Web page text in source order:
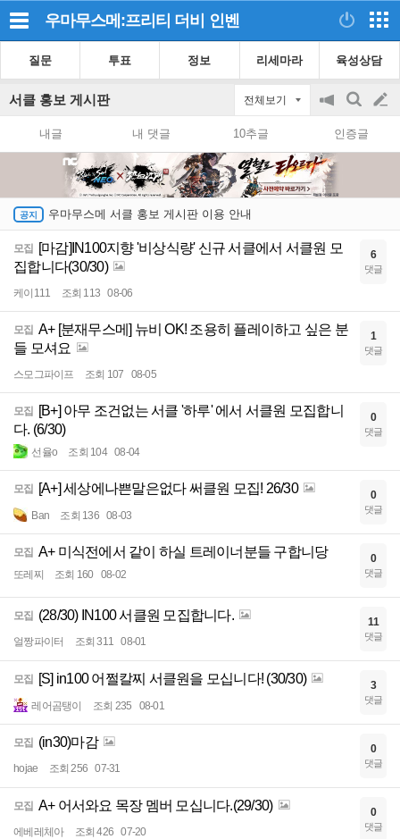
우마무스메:프리티 더비 인벤
질문 투표 정보 리세마라 육성상담
서클 홍보 게시판 전체보기
공
on/off
검
색
글
쓰
내글 내 댓글 10추글 인증글
우마무스메 서클 홍보 게시판 이용 안내
모집
[마감]IN100지향 '비상식량' 신규 서클에서 서클원 모
집합니다(30/30)
케이111 조회 113 08-06
6
댓글
모집 A+ [분재무스메] 뉴비 OK! 조용히 플레이하고 싶은 분
들 모셔요
스모그파이프 조회 107 08-05
1
댓글
모집
[B+] 아무 조건없는 서클 '하루' 에서 서클원 모집합니
다. (6/30)
선율o 조회 104 08-04
0
댓글
모집 [A+] 세상에나쁜말은없다 써클원 모집! 26/30
Ban 조회 136 08-03
0
댓글
모집 A+ 미식전에서 같이 하실 트레이너분들 구합니당
또레찌 조회 160 08-02
0
댓글
모집 (28/30) IN100 서클원 모집합니다.
얼짱파이터 조회 311 08-01
11
댓글
모집 [S] in100 어쩔칼찌 서클원을 모십니다! (30/30)
레어곰탱이 조회 235 08-01
3
댓글
모집 (in30)마감
hojae 조회 256 07-31
0
댓글
모집 A+ 어서와요 목장 멤버 모십니다.(29/30)
에베레체아 조회 426 07-20
0
댓글